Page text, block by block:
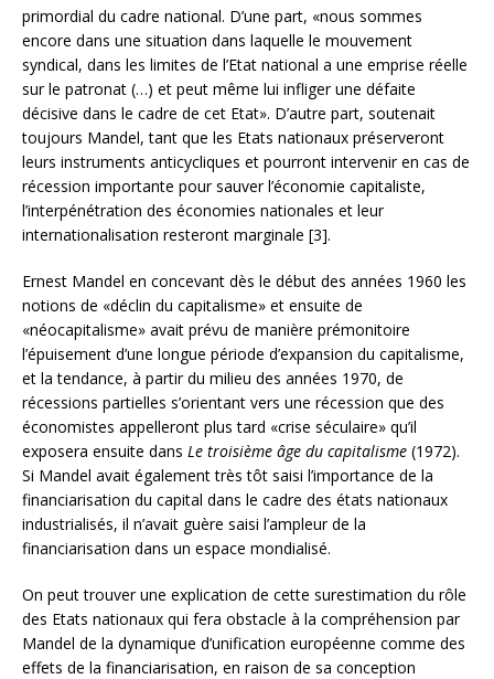
primordial du cadre national. D’une part, «nous sommes
encore dans une situation dans laquelle le mouvement
syndical, dans les limites de l’Etat national a une emprise réelle
sur le patronat (…) et peut même lui infliger une défaite
décisive dans le cadre de cet Etat». D’autre part, soutenait
toujours Mandel, tant que les Etats nationaux préserveront
leurs instruments anticycliques et pourront intervenir en cas de
récession importante pour sauver l’économie capitaliste,
l’interpénétration des économies nationales et leur
internationalisation resteront marginale [3].
Ernest Mandel en concevant dès le début des années 1960 les
notions de «déclin du capitalisme» et ensuite de
«néocapitalisme» avait prévu de manière prémonitoire
l’épuisement d’une longue période d’expansion du capitalisme,
et la tendance, à partir du milieu des années 1970, de
récessions partielles s’orientant vers une récession que des
économistes appelleront plus tard «crise séculaire» qu’il
exposera ensuite dans Le troisième âge du capitalisme (1972).
Si Mandel avait également très tôt saisi l’importance de la
financiarisation du capital dans le cadre des états nationaux
industrialisés, il n’avait guère saisi l’ampleur de la
financiarisation dans un espace mondialisé.
On peut trouver une explication de cette surestimation du rôle
des Etats nationaux qui fera obstacle à la compréhension par
Mandel de la dynamique d’unification européenne comme des
effets de la financiarisation, en raison de sa conception